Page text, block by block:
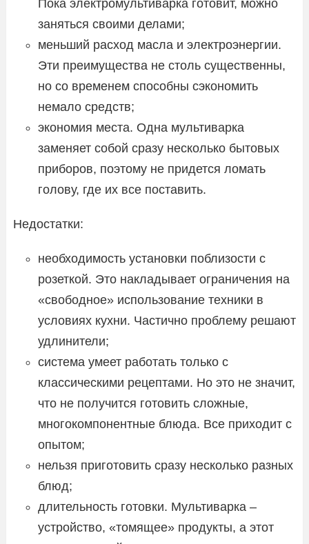
Пока электромультиварка готовит, можно
заняться своими делами;
меньший расход масла и электроэнергии.
Эти преимущества не столь существенны,
но со временем способны сэкономить
немало средств;
экономия места. Одна мультиварка
заменяет собой сразу несколько бытовых
приборов, поэтому не придется ломать
голову, где их все поставить.
Недостатки:
необходимость установки поблизости с
розеткой. Это накладывает ограничения на
«свободное» использование техники в
условиях кухни. Частично проблему решают
удлинители;
система умеет работать только с
классическими рецептами. Но это не значит,
что не получится готовить сложные,
многокомпонентные блюда. Все приходит с
опытом;
нельзя приготовить сразу несколько разных
блюд;
длительность готовки. Мультиварка –
устройство, «томящее» продукты, а этот